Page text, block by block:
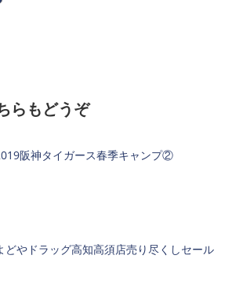
らもどうぞ
阪神タイガース春季キャンプ②
どやドラッグ高知高須店売り尽くしセール